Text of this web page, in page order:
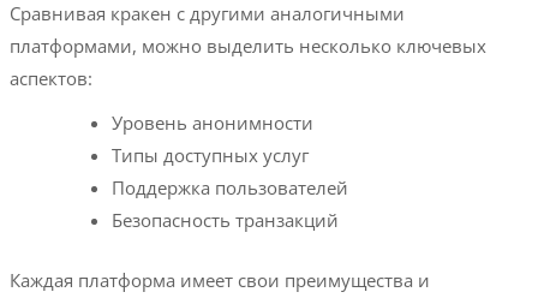
Сравнивая кракен с другими аналогичными
платформами, можно выделить несколько ключевых
аспектов:
Уровень анонимности
Типы доступных услуг
Поддержка пользователей
Безопасность транзакций
Каждая платформа имеет свои преимущества и